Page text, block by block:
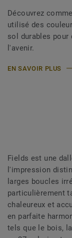
Découvrez
utilisé des
sol durables pour
l'avenir.
EN SAVOIR PLUS
Fields est une
l'impression
larges boucles
particulièrement
chaleureux et
en parfaite
tels que le bois,